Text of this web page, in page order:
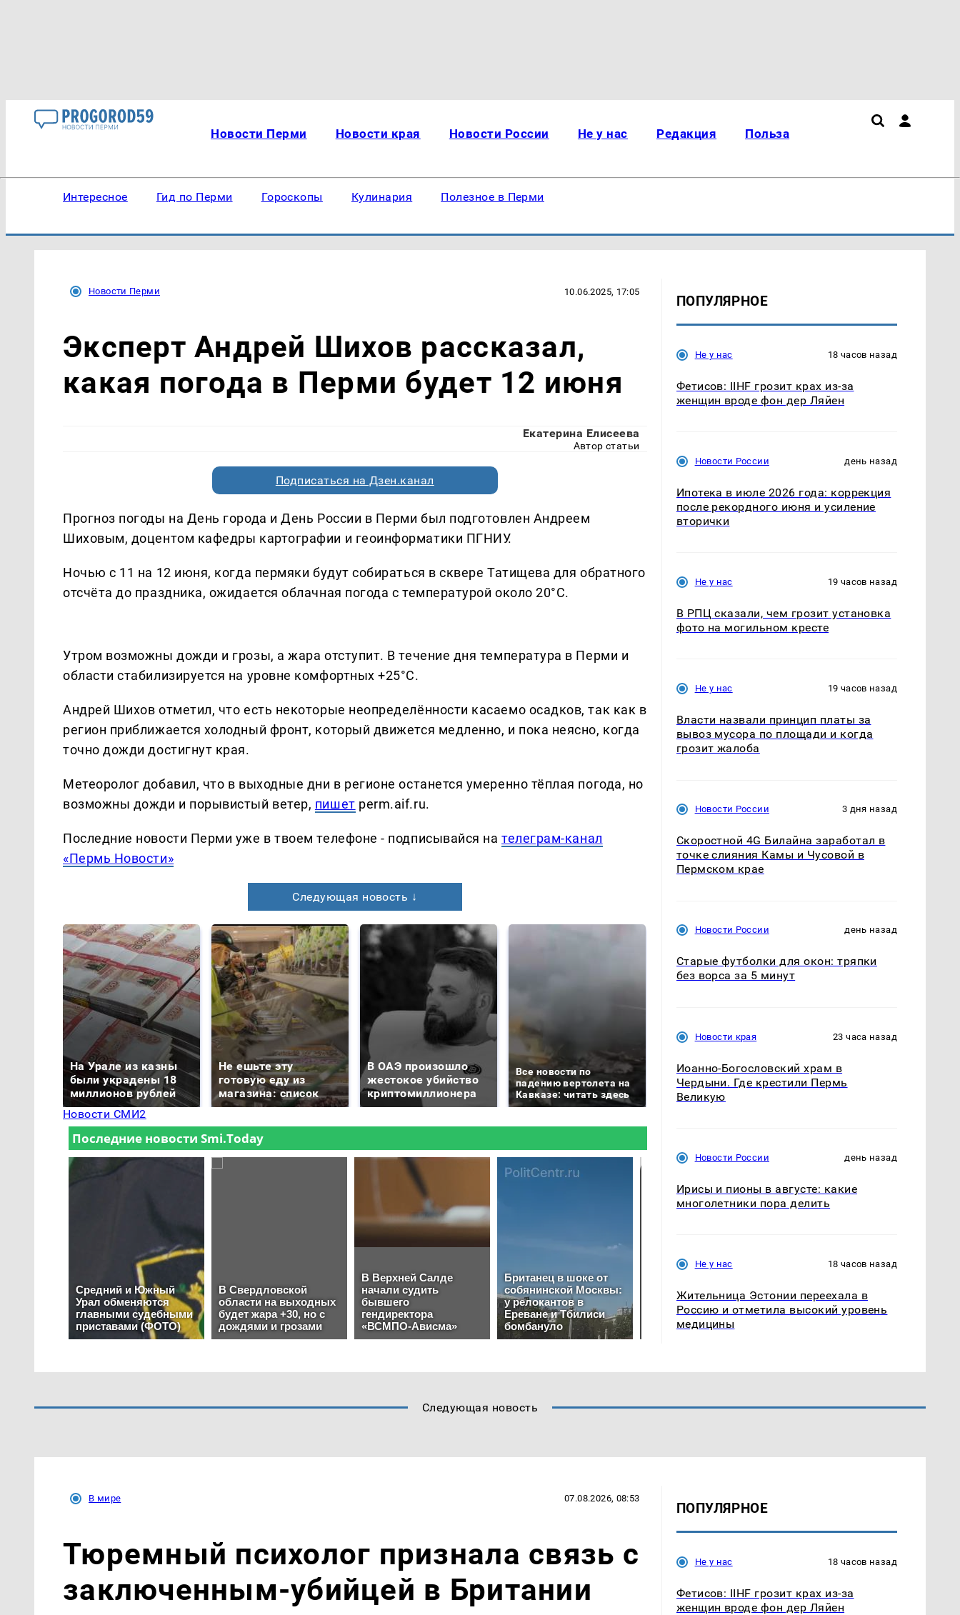
Новости Перми Новости края Новости России Не у нас Редакция Польза
Интересное Гид по Перми Гороскопы Кулинария Полезное в Перми
Новости Перми 10.06.2025, 17:05
Эксперт Андрей Шихов рассказал,
какая погода в Перми будет 12 июня
Екатерина Елисеева
Автор статьи
Подписаться на Дзен.канал
Прогноз погоды на День города и День России в Перми был подготовлен Андреем
Шиховым, доцентом кафедры картографии и геоинформатики ПГНИУ.
Ночью с 11 на 12 июня, когда пермяки будут собираться в сквере Татищева для обратного
отсчёта до праздника, ожидается облачная погода с температурой около 20°C.
Утром возможны дожди и грозы, а жара отступит. В течение дня температура в Перми и
области стабилизируется на уровне комфортных +25°C.
Андрей Шихов отметил, что есть некоторые неопределённости касаемо осадков, так как в
регион приближается холодный фронт, который движется медленно, и пока неясно, когда
точно дожди достигнут края.
Метеоролог добавил, что в выходные дни в регионе останется умеренно тёплая погода, но
возможны дожди и порывистый ветер, пишет perm.aif.ru.
Последние новости Перми уже в твоем телефоне - подписывайся нателеграм-канал
«Пермь Новости»
Следующая новость ↓
На Урале из казны
были украдены 18
миллионов рублей
Не ешьте эту
готовую еду из
магазина: список
В ОАЭ произошло
жестокое убийство
криптомиллионера
Все новости по
падению вертолета на
Кавказе: читать здесь
Таких событий не
было с 1945: чего
ждать всем нам?
В магазинах России
ажиотаж из-за этого
Новости СМИ2
ПОПУЛЯРНОЕ
Не у нас 18 часов назад
Фетисов: IIHF грозит крах из-за
женщин вроде фон дер Ляйен
Новости России день назад
Ипотека в июле 2026 года: коррекция
после рекордного июня и усиление
вторички
Не у нас 19 часов назад
В РПЦ сказали, чем грозит установка
фото на могильном кресте
Не у нас 19 часов назад
Власти назвали принцип платы за
вывоз мусора по площади и когда
грозит жалоба
Новости России 3 дня назад
Скоростной 4G Билайна заработал в
точке слияния Камы и Чусовой в
Пермском крае
Новости России день назад
Старые футболки для окон: тряпки
без ворса за 5 минут
Новости края 23 часа назад
Иоанно-Богословский храм в
Чердыни. Где крестили Пермь
Великую
Новости России день назад
Ирисы и пионы в августе: какие
многолетники пора делить
Не у нас 18 часов назад
Жительница Эстонии переехала в
Россию и отметила высокий уровень
медицины
Следующая новость
В мире 07.08.2026, 08:53
Тюремный психолог признала связь с
заключенным-убийцей в Британии
ПОПУЛЯРНОЕ
Не у нас 18 часов назад
Фетисов: IIHF грозит крах из-за
женщин вроде фон дер Ляйен